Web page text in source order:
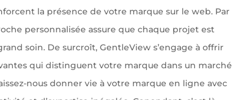
la présence de votre marque sur le web. Par
personnalisée assure que chaque projet est
soin. De surcroît, GentleView s’engage à offrir
qui distinguent votre marque dans un marché
nous donner vie à votre marque en ligne avec